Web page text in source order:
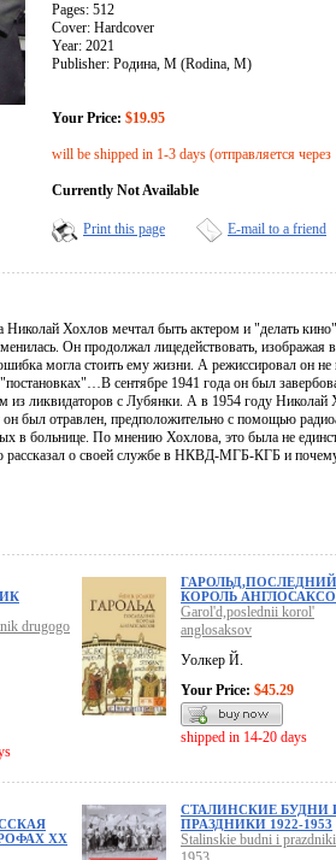
Pages: 512
Cover: Hardcover
Year: 2021
Publisher: Родина, М (Rodina, M)
Your Price: $19.95
will be shipped in 1-3 days (отправляется
Currently Not Available
Print this page E-mail to a friend
Хохлов мечтал быть актером и "делать
Он продолжал лицедействовать, изображая
могла стоить ему жизни. А режиссировал он
сентябре 1941 года он был
из ликвидаторов с Лубянки. А в 1954 году
он был отравлен, предположительно с помощью
в больнице. По мнению Хохлова, это была не
рассказал о своей службе в НКВД-МГБ-КГБ и
drugogo
ГАРОЛЬД,ПОСЛЕДНИЙ
КОРОЛЬ
Garol'd,poslednii korol'
anglosaksov
Уолкер Й.
Your Price: $45.29
shipped in 14-20 days
XX
СТАЛИНСКИЕ БУДНИ
ПРАЗДНИКИ 1922-1953
Stalinskie budni i